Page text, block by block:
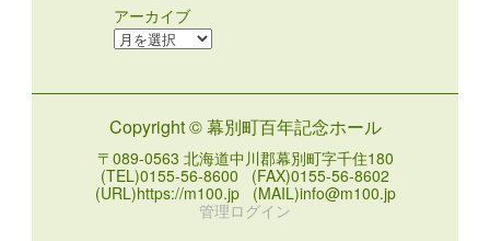
アーカイブ
ア
ブ
Copyright © 幕別町百年記念ホール
〒089-0563 北海道中川郡幕別町字千住180
(TEL)0155-56-8600 (FAX)0155-56-8602
(URL)https://m100.jp (MAIL)info@m100.jp
管理ログイン